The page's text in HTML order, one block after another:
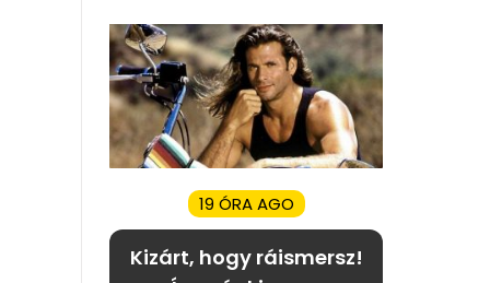
19 ÓRA AGO
Kizárt, hogy ráismersz!